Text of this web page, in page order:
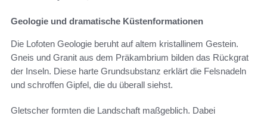
Geologie und dramatische Küstenformationen
Die Lofoten Geologie beruht auf altem kristallinem Gestein.
Gneis und Granit aus dem Präkambrium bilden das Rückgrat
der Inseln. Diese harte Grundsubstanz erklärt die Felsnadeln
und schroffen Gipfel, die du überall siehst.
Gletscher formten die Landschaft maßgeblich. Dabei